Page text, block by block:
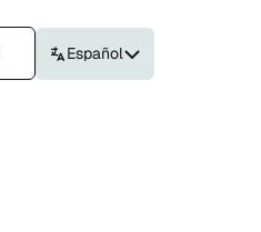
Español